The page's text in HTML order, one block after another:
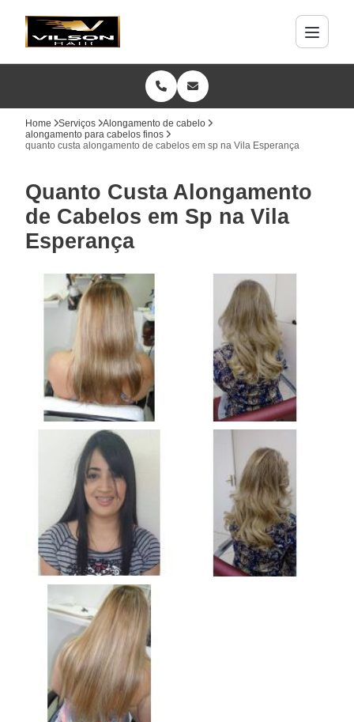
Home Serviços
Alongamento de cabelo
alongamento para cabelos finos
quanto custa alongamento de cabelos em sp na Vila Esperança
Quanto Custa Alongamento
de Cabelos em Sp na Vila
Esperança